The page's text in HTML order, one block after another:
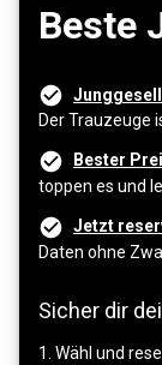
Beste
Der Trauzeuge
Bester
toppen es und
Jetzt
Daten ohne
Sicher dir
1. Wähl und